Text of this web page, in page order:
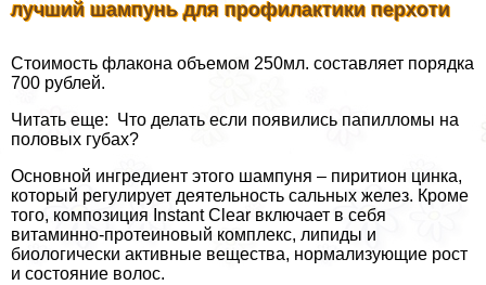
лучший шампунь для профилактики перхоти
Стоимость флакона объемом 250мл. составляет порядка
700 рублей.
Читать еще: Что делать если появились папилломы на
пoлoвых губах?
Основной ингредиент этого шампуня – пиритион цинка,
который регулирует деятельность сальных желез. Кроме
того, композиция Instant Clear включает в себя
витаминно-протеиновый комплекс, липиды и
биологически активные вещества, нормализующие рост
и состояние волос.